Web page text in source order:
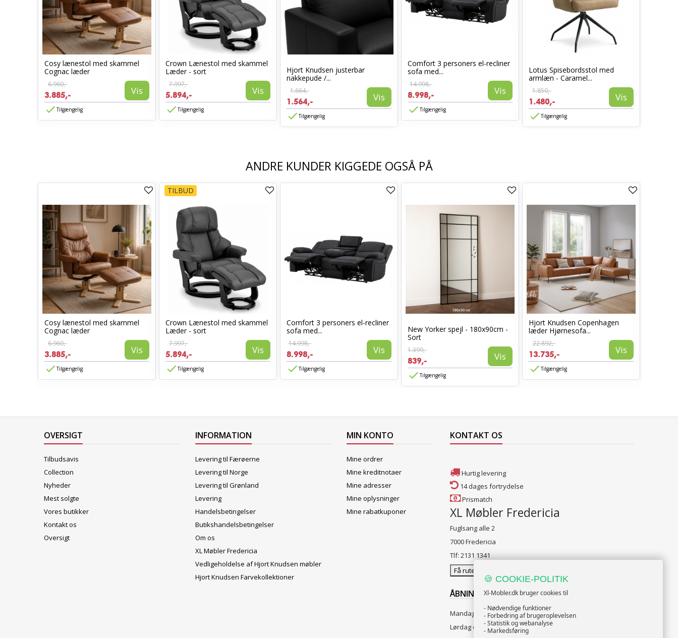
Cosy lænestol med skammel
Cognac læder
6.960,-
3.885,- Vis
Tilgængelig
Crown Lænestol med skammel
Læder - sort
7.997,-
5.894,- Vis
Tilgængelig
Hjort Knudsen justerbar
nakkepude /...
1.664,-
1.564,- Vis
Tilgængelig
Comfort 3 personers el-recliner
sofa med...
14.998,-
8.998,- Vis
Tilgængelig
Lotus Spisebordsstol med
armlæn - Caramel...
1.850,-
1.480,- Vis
Tilgængelig
ANDRE KUNDER KIGGEDE OGSÅ PÅ
Cosy lænestol med skammel
Cognac læder
6.960,-
3.885,- Vis
Tilgængelig
TILBUD
Crown Lænestol med skammel
Læder - sort
7.997,-
5.894,- Vis
Tilgængelig
Comfort 3 personers el-recliner
sofa med...
14.998,-
8.998,- Vis
Tilgængelig
New Yorker spejl - 180x90cm -
Sort
1.399,-
839,- Vis
Tilgængelig
Hjort Knudsen Copenhagen
læder Hjørnesofa...
22.892,-
13.735,- Vis
Tilgængelig
OVERSIGT
Tilbudsavis
Collection
Nyheder
Mest solgte
Vores butikker
Kontakt os
Oversigt
INFORMATION
Levering til Færøerne
Levering til Norge
Levering til Grønland
Levering
Handelsbetingelser
Butikshandelsbetingelser
Om os
XL Møbler Fredericia
Vedligeholdelse af Hjort Knudsen møbler
Hjort Knudsen Farvekollektioner
MIN KONTO
Mine ordrer
Mine kreditnotaer
Mine adresser
Mine oplysninger
Mine rabatkuponer
KONTAKT OS
Hurtig levering
14 dages fortrydelse
Prismatch
XL Møbler Fredericia
Fuglsang alle 2
7000 Fredericia
Tlf: 2131 1341
Få rutevejledning
ÅBNINGSTIDER:
Mandag til Fredag 10:00 til 18:00
Lørdag og Søndag 10:00 til 16:00
🍪 COOKIE-POLITIK
Xl-Mobler.dk bruger cookies til
- Nødvendige funktioner
- Forbedring af brugeroplevelsen
- Statistik og webanalyse
- Markedsføring